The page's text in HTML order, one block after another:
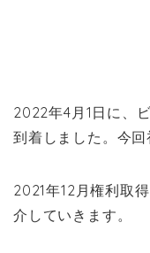
2022年4月1日に、
到着しました。今回
2021年12月権利取
介していきます。